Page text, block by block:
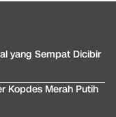
yang Sempat Dicibir
Kopdes Merah Putih